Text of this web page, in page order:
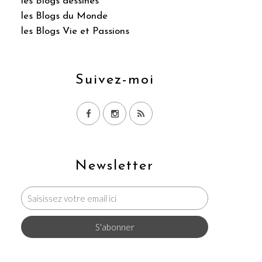
Newsletter
les Blogs du Monde
les Blogs Vie et Passions
Suivez-moi